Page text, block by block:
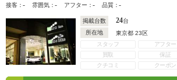
接客：- 雰囲気：- アフター：- 品質：-
掲載台数 24台
所在地
東京都 23区
スタッフ
アフター
買取
保証
クチコミ
クーポン